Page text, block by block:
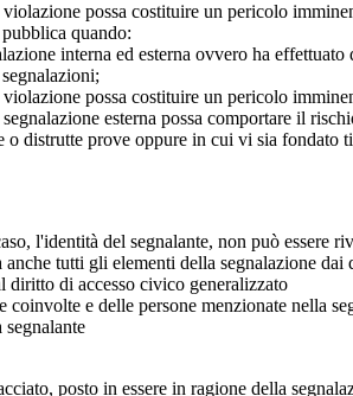
possa costituire un pericolo
quando:
interna ed esterna ovvero ha
possa costituire un pericolo
esterna possa comportare il
o distrutte prove oppure in cui vi sia
l'identità del segnalante, non può essere
tutti gli elementi della segnalazione
diritto di accesso civico generalizzato
coinvolte e delle persone menzionate
posto in essere in ragione della